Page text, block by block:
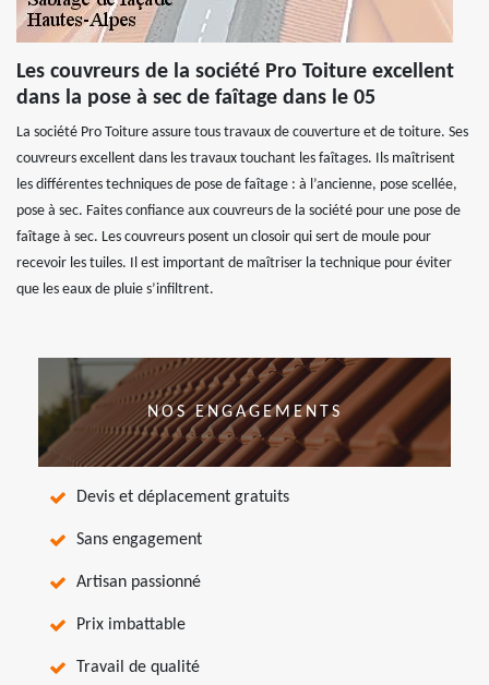
Les couvreurs de la société Pro Toiture excellent
dans la pose à sec de faîtage dans le 05
La société Pro Toiture assure tous travaux de couverture et de toiture. Ses
couvreurs excellent dans les travaux touchant les faîtages. Ils maîtrisent
les différentes techniques de pose de faîtage : à l’ancienne, pose scellée,
pose à sec. Faites confiance aux couvreurs de la société pour une pose de
faîtage à sec. Les couvreurs posent un closoir qui sert de moule pour
recevoir les tuiles. Il est important de maîtriser la technique pour éviter
que les eaux de pluie s’infiltrent.
NOS ENGAGEMENTS
Devis et déplacement gratuits
Sans engagement
Artisan passionné
Prix imbattable
Travail de qualité